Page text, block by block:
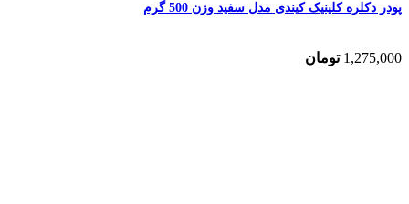
پودر دکلره کلینیک کیندی مدل سفید وزن 500 گرم
1,275,000 تومان